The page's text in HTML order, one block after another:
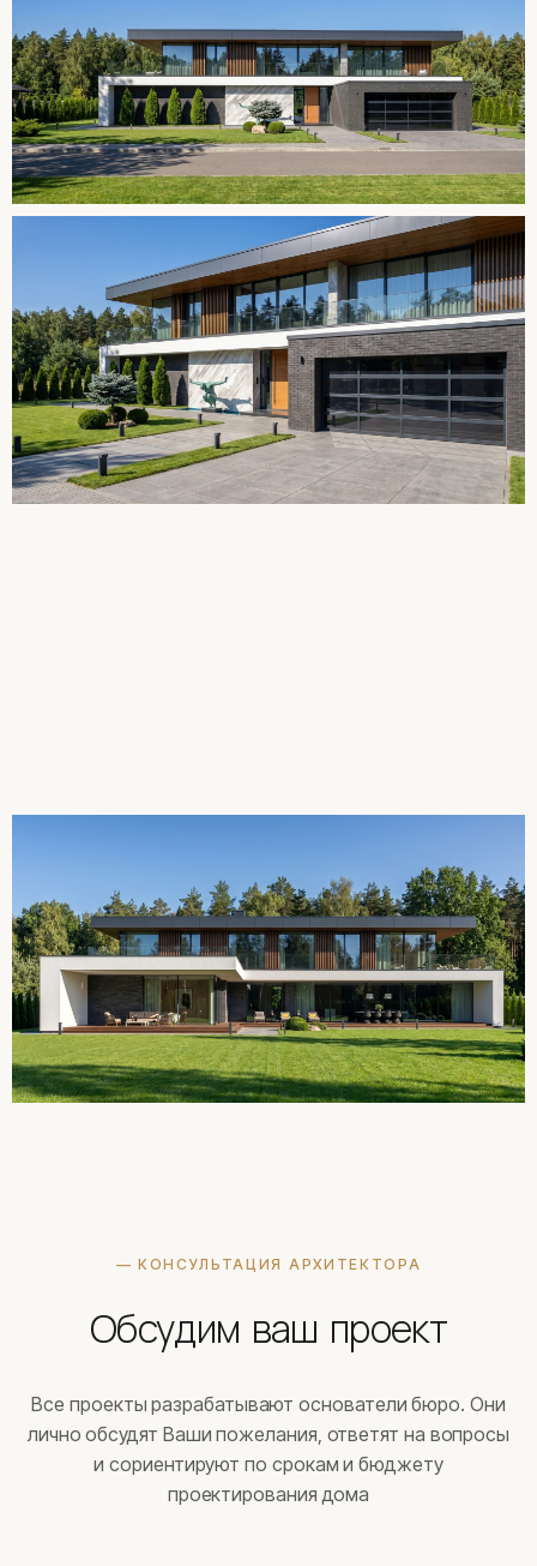
— КОНСУЛЬТАЦИЯ АРХИТЕКТОРА
Обсудим ваш проект
Все проекты разрабатывают основатели бюро. Они
лично обсудят Ваши пожелания, ответят на вопросы
и сориентируют по срокам и бюджету
проектирования дома